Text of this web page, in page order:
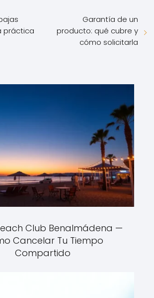
práctica
Garantía de un
producto: qué cubre y
cómo solicitarla
Club Benalmádena —
Cancelar Tu Tiempo
Compartido